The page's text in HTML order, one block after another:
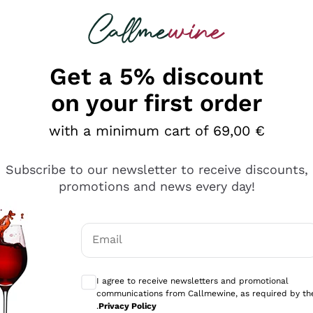
looking for
è male ma secondo me ci sono alternative che
Get a 5% discount
on your first order
with a minimum cart of 69,00 €
Subscribe to our newsletter to receive discounts,
promotions and news every day!
Email
I agree to receive newsletters and promotional
communications from Callmewine, as required by
.Privacy Policy